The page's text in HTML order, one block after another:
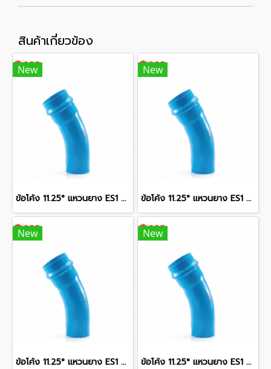
สินค้าเกี่ยวข้อง
New
ข้อโค้ง 11.25° แหวนยาง ES1 SCG ขนาด 350 มม. (14 นิ้ว ) ชั้น 13.5
New
ข้อโค้ง 11.25° แหวนยาง ES1 SCG ขนาด 300 มม. (12 นิ้ว ) ชั้น 13.5
New
ข้อโค้ง 11.25° แหวนยาง ES1 SCG ขนาด 400 มม. (16 นิ้ว ) ชั้น 13.5
New
ข้อโค้ง 11.25° แหวนยาง ES1 SCG ขนาด 250 มม. (10 นิ้ว ) ชั้น 13.5